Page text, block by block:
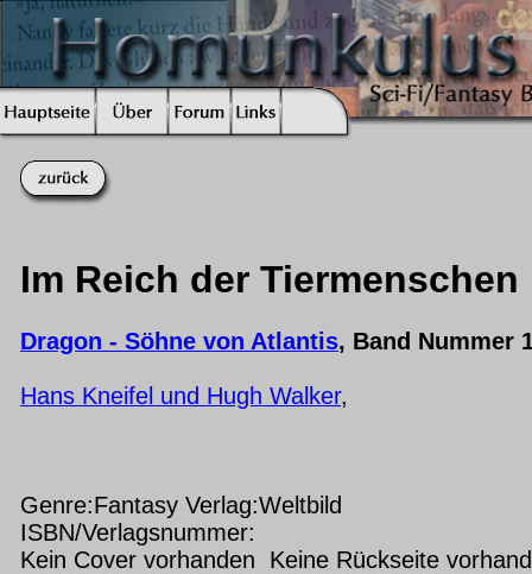
Im Reich der Tiermenschen
Dragon - Söhne von Atlantis, Band Nummer
Hans Kneifel und Hugh Walker,
Genre:Fantasy Verlag:Weltbild
ISBN/Verlagsnummer:
Kein Cover vorhanden Keine Rückseite